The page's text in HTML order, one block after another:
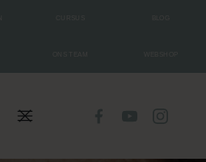
ONS TEAM